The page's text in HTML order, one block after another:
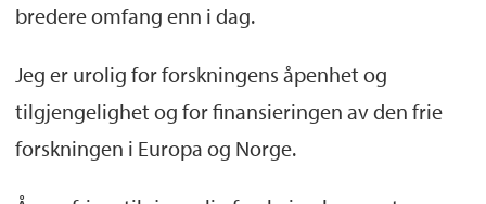
bredere omfang enn i dag.
Jeg er urolig for forskningens åpenhet og
tilgjengelighet og for finansieringen av den frie
forskningen i Europa og Norge.